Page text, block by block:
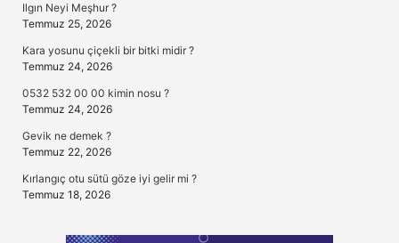
Ilgın Neyi Meşhur ?
Temmuz 25, 2026
Kara yosunu çiçekli bir bitki midir ?
Temmuz 24, 2026
0532 532 00 00 kimin nosu ?
Temmuz 24, 2026
Gevik ne demek ?
Temmuz 22, 2026
Kırlangıç otu sütü göze iyi gelir mi ?
Temmuz 18, 2026